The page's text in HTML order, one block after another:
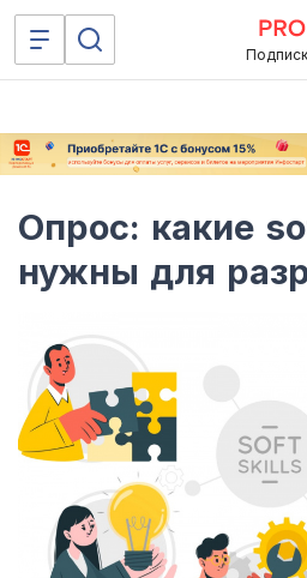
Опрос: какие
нужны для